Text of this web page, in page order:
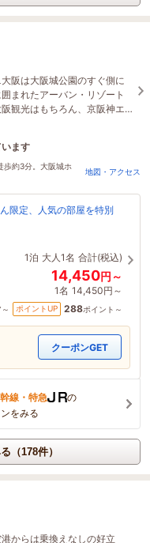
阪は大阪城公園のすぐ側に
まれたアーバン・リゾート
観光はもちろん、京阪神エ
す！
ます
した
歩約3分。大阪城ホ
地図・アクセス
限定、人気の部屋を特別
1泊 大人1名 合計(税込)
14,450円～
1名 14,450円～
ポイントUP 288ポイント～
クーポンGET
線・特急
の
をみる
（178件）
からは乗換えなしの好立